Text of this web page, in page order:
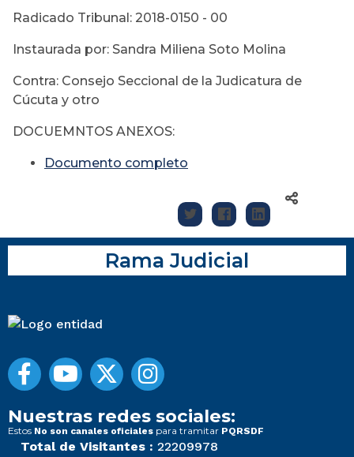
Radicado Tribunal: 2018-0150 - 00
Instaurada por: Sandra Miliena Soto Molina
Contra: Consejo Seccional de la Judicatura de
Cúcuta y otro
DOCUEMNTOS ANEXOS:
Documento completo
Rama Judicial
Nuestras redes sociales:
Estos No son canales oficiales para tramitar PQRSDF
Total de Visitantes : 22209978